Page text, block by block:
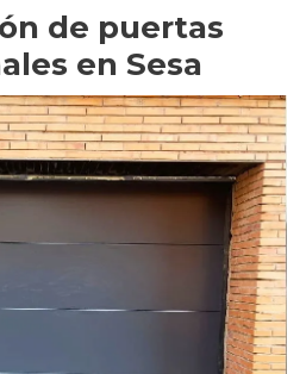
de puertas
en Sesa